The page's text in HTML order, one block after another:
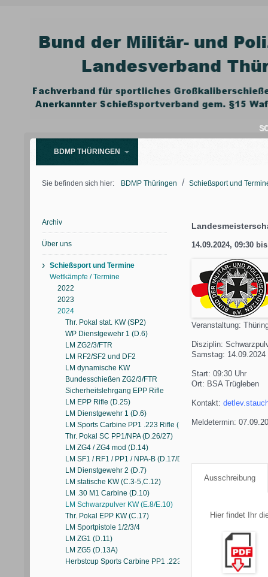
BDMP THÜRINGEN
Sie befinden sich hier: BDMP Thüringen / Schießsport und
14.09.2024, 09:30
Veranstaltung:
Disziplin:
Samstag: 14.09.2024
Start: 09:30 Uhr
Ort: BSA Trügleben
Kontakt:
Meldetermin:
Ausschreibung
Hier findet Ihr
Archiv
Über uns
› Schießsport und Termine
Wettkämpfe / Termine
2022
2023
2024
Thr. Pokal stat. KW (SP2)
WP Dienstgewehr 1 (D.6)
LM ZG2/3/FTR
LM RF2/SF2 und DF2
LM dynamische KW
Bundesschießen ZG2/3/FTR
Sicherheitslehrgang EPP Rifle
LM EPP Rifle (D.25)
LM Dienstgewehr 1 (D.6)
LM Sports Carbine PP1 .223 Rifle (D.30)
Thr. Pokal SC PP1/NPA (D.26/27)
LM ZG4 / ZG4 mod (D.14)
LM SF1 / RF1 / PP1 / NPA-B (D.17/D.17A/D.17B)
LM Dienstgewehr 2 (D.7)
LM statische KW (C.3-5,C.12)
LM .30 M1 Carbine (D.10)
LM Schwarzpulver KW (E.8/E.10)
Thr. Pokal EPP KW (C.17)
LM Sportpistole 1/2/3/4
LM ZG1 (D.11)
LM ZG5 (D.13A)
Herbstcup Sports Carbine PP1 .223 Rifle (D.30)